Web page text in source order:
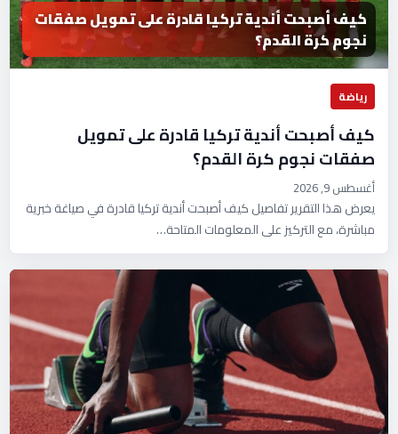
كيف أصبحت أندية تركيا قادرة على تمويل صفقات
نجوم كرة القدم؟
رياضة
كيف أصبحت أندية تركيا قادرة على تمويل
صفقات نجوم كرة القدم؟
أغسطس 9, 2026
يعرض هذا التقرير تفاصيل كيف أصبحت أندية تركيا قادرة في صياغة خبرية
مباشرة، مع التركيز على المعلومات المتاحة…